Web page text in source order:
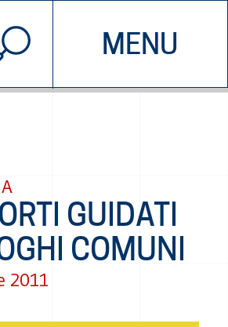
MENU
CHI SIAMO
2026 EDDYBURG
GUIDATI
COMUNI
2011